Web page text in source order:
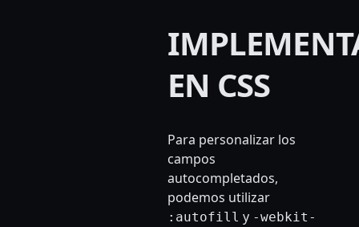
EN CSS
Para personalizar los
campos
autocompletados,
podemos utilizar
:autofill y -webkit-